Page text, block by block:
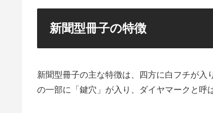
新聞型冊子の特徴
新聞型冊子の主な特徴は、四方に白フチが
の一部に「鍵穴」が入り、ダイヤマークと呼